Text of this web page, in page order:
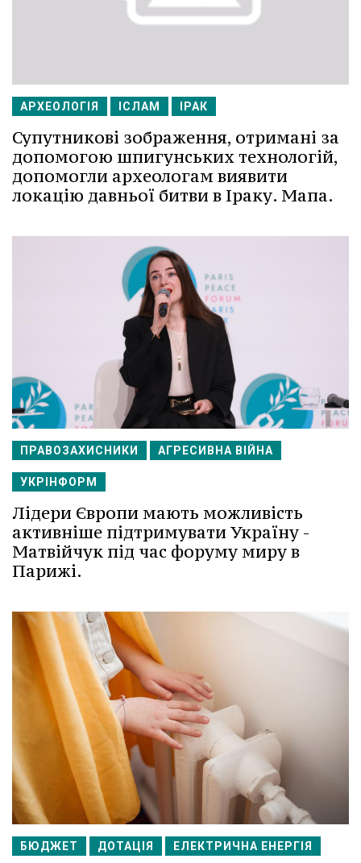
АРХЕОЛОГІЯ ІСЛАМ ІРАК
Супутникові зображення, отримані за
допомогою шпигунських технологій,
допомогли археологам виявити
локацію давньої битви в Іраку. Мапа.
ПРАВОЗАХИСНИКИ АГРЕСИВНА ВІЙНА
УКРІНФОРМ
Лідери Європи мають можливість
активніше підтримувати Україну -
Матвійчук під час форуму миру в
Парижі.
БЮДЖЕТ ДОТАЦІЯ ЕЛЕКТРИЧНА ЕНЕРГІЯ